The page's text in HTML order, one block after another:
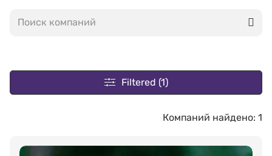
Filtered (1)
Компаний найдено: 1